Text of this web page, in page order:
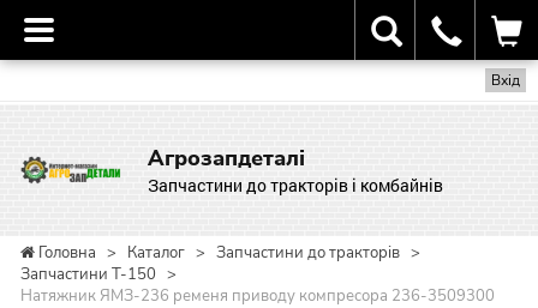
Вхід
Агрозапдеталі
Запчастини до тракторів і комбайнів
Головна > Каталог > Запчастини до тракторів >
Запчастини Т-150 >
Натяжник ЯМЗ-236 ременя приводу компресора 236-3509300